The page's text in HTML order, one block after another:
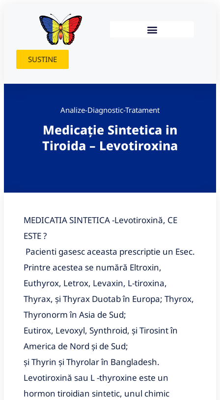
SUSTINE
Analize-Diagnostic-Tratament
Medicație Sintetica in
Tiroida – Levotiroxina
MEDICATIA SINTETICA -Levotiroxină, CE
ESTE ?
Pacienti gasesc aceasta prescriptie un Esec.
Printre acestea se numără Eltroxin,
Euthyrox, Letrox, Levaxin, L-tiroxina,
Thyrax, și Thyrax Duotab în Europa; Thyrox,
Thyronorm în Asia de Sud;
Eutirox, Levoxyl, Synthroid, și Tirosint în
America de Nord și de Sud;
și Thyrin și Thyrolar în Bangladesh.
Levotiroxină sau L -thyroxine este un
hormon tiroidian sintetic, unul chimic